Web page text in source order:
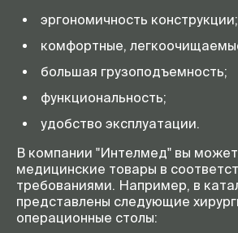
эргономичность конструкции;
комфортные,
большая грузоподъемность;
функциональность;
удобство эксплуатации.
В компании "Интелмед" вы
медицинские товары в
требованиями. Например, в
представлены следующие
операционные столы: